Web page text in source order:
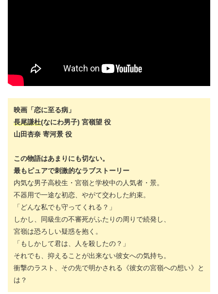
映画「恋に至る病」
長尾謙杜(なにわ男子) 宮嶺望 役
山田杏奈 寄河景 役
この物語はあまりにも切ない。
最もピュアで刺激的なラブストーリー
内気な男子高校生・宮嶺と学校中の人気者・景。
不器用で一途な初恋、やがて交わした約束。
「どんな私でも守ってくれる？」
しかし、同級生の不審死がふたりの周りで続発し、
宮嶺は恐ろしい疑惑を抱く。
「もしかして君は、人を殺したの？」
それでも、抑えることが出来ない彼女への気持ち。
衝撃のラスト、その先で明かされる《彼女の宮嶺への想い》と
は？